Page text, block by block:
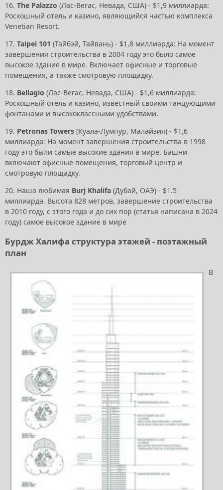
16. The Palazzo (Лас-Вегас, Невада, США) - $1,9 миллиарда:
Роскошный отель и казино, являющийся частью комплекса
Venetian Resort.
17. Taipei 101 (Тайбэй, Тайвань) - $1,8 миллиарда: На момент
завершения строительства в 2004 году это было самое
высокое здание в мире. Включает офисные и торговые
помещения, а также смотровую площадку.
18. Bellagio (Лас-Вегас, Невада, США) - $1,6 миллиарда:
Роскошный отель и казино, известный своими танцующими
фонтанами и высококлассными удобствами.
19. Petronas Towers (Куала-Лумпур, Малайзия) - $1,6
миллиарда: На момент завершения строительства в 1998
году это были самые высокие здания в мире. Башни
включают офисные помещения, торговый центр и
смотровую площадку.
20. Наша любимая Burj Khalifa (Дубай, ОАЭ) - $1.5
миллиарда. Высота 828 метров, завершение строительства
в 2010 году, с этого года и до сих пор (статья написана в 2024
году) самое высокое здание в мире
Бурдж Халифа структура этажей - поэтажный
план
В